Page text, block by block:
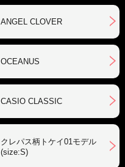
ANGEL CLOVER
OCEANUS
CASIO CLASSIC
クレパス柄トケイ01モデル
(size:S)